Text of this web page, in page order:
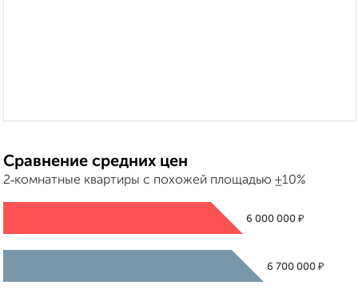
Сравнение средних цен
2‑комнатные квартиры с похожей площадью ±10%
6 000 000 ₽
6 700 000 ₽